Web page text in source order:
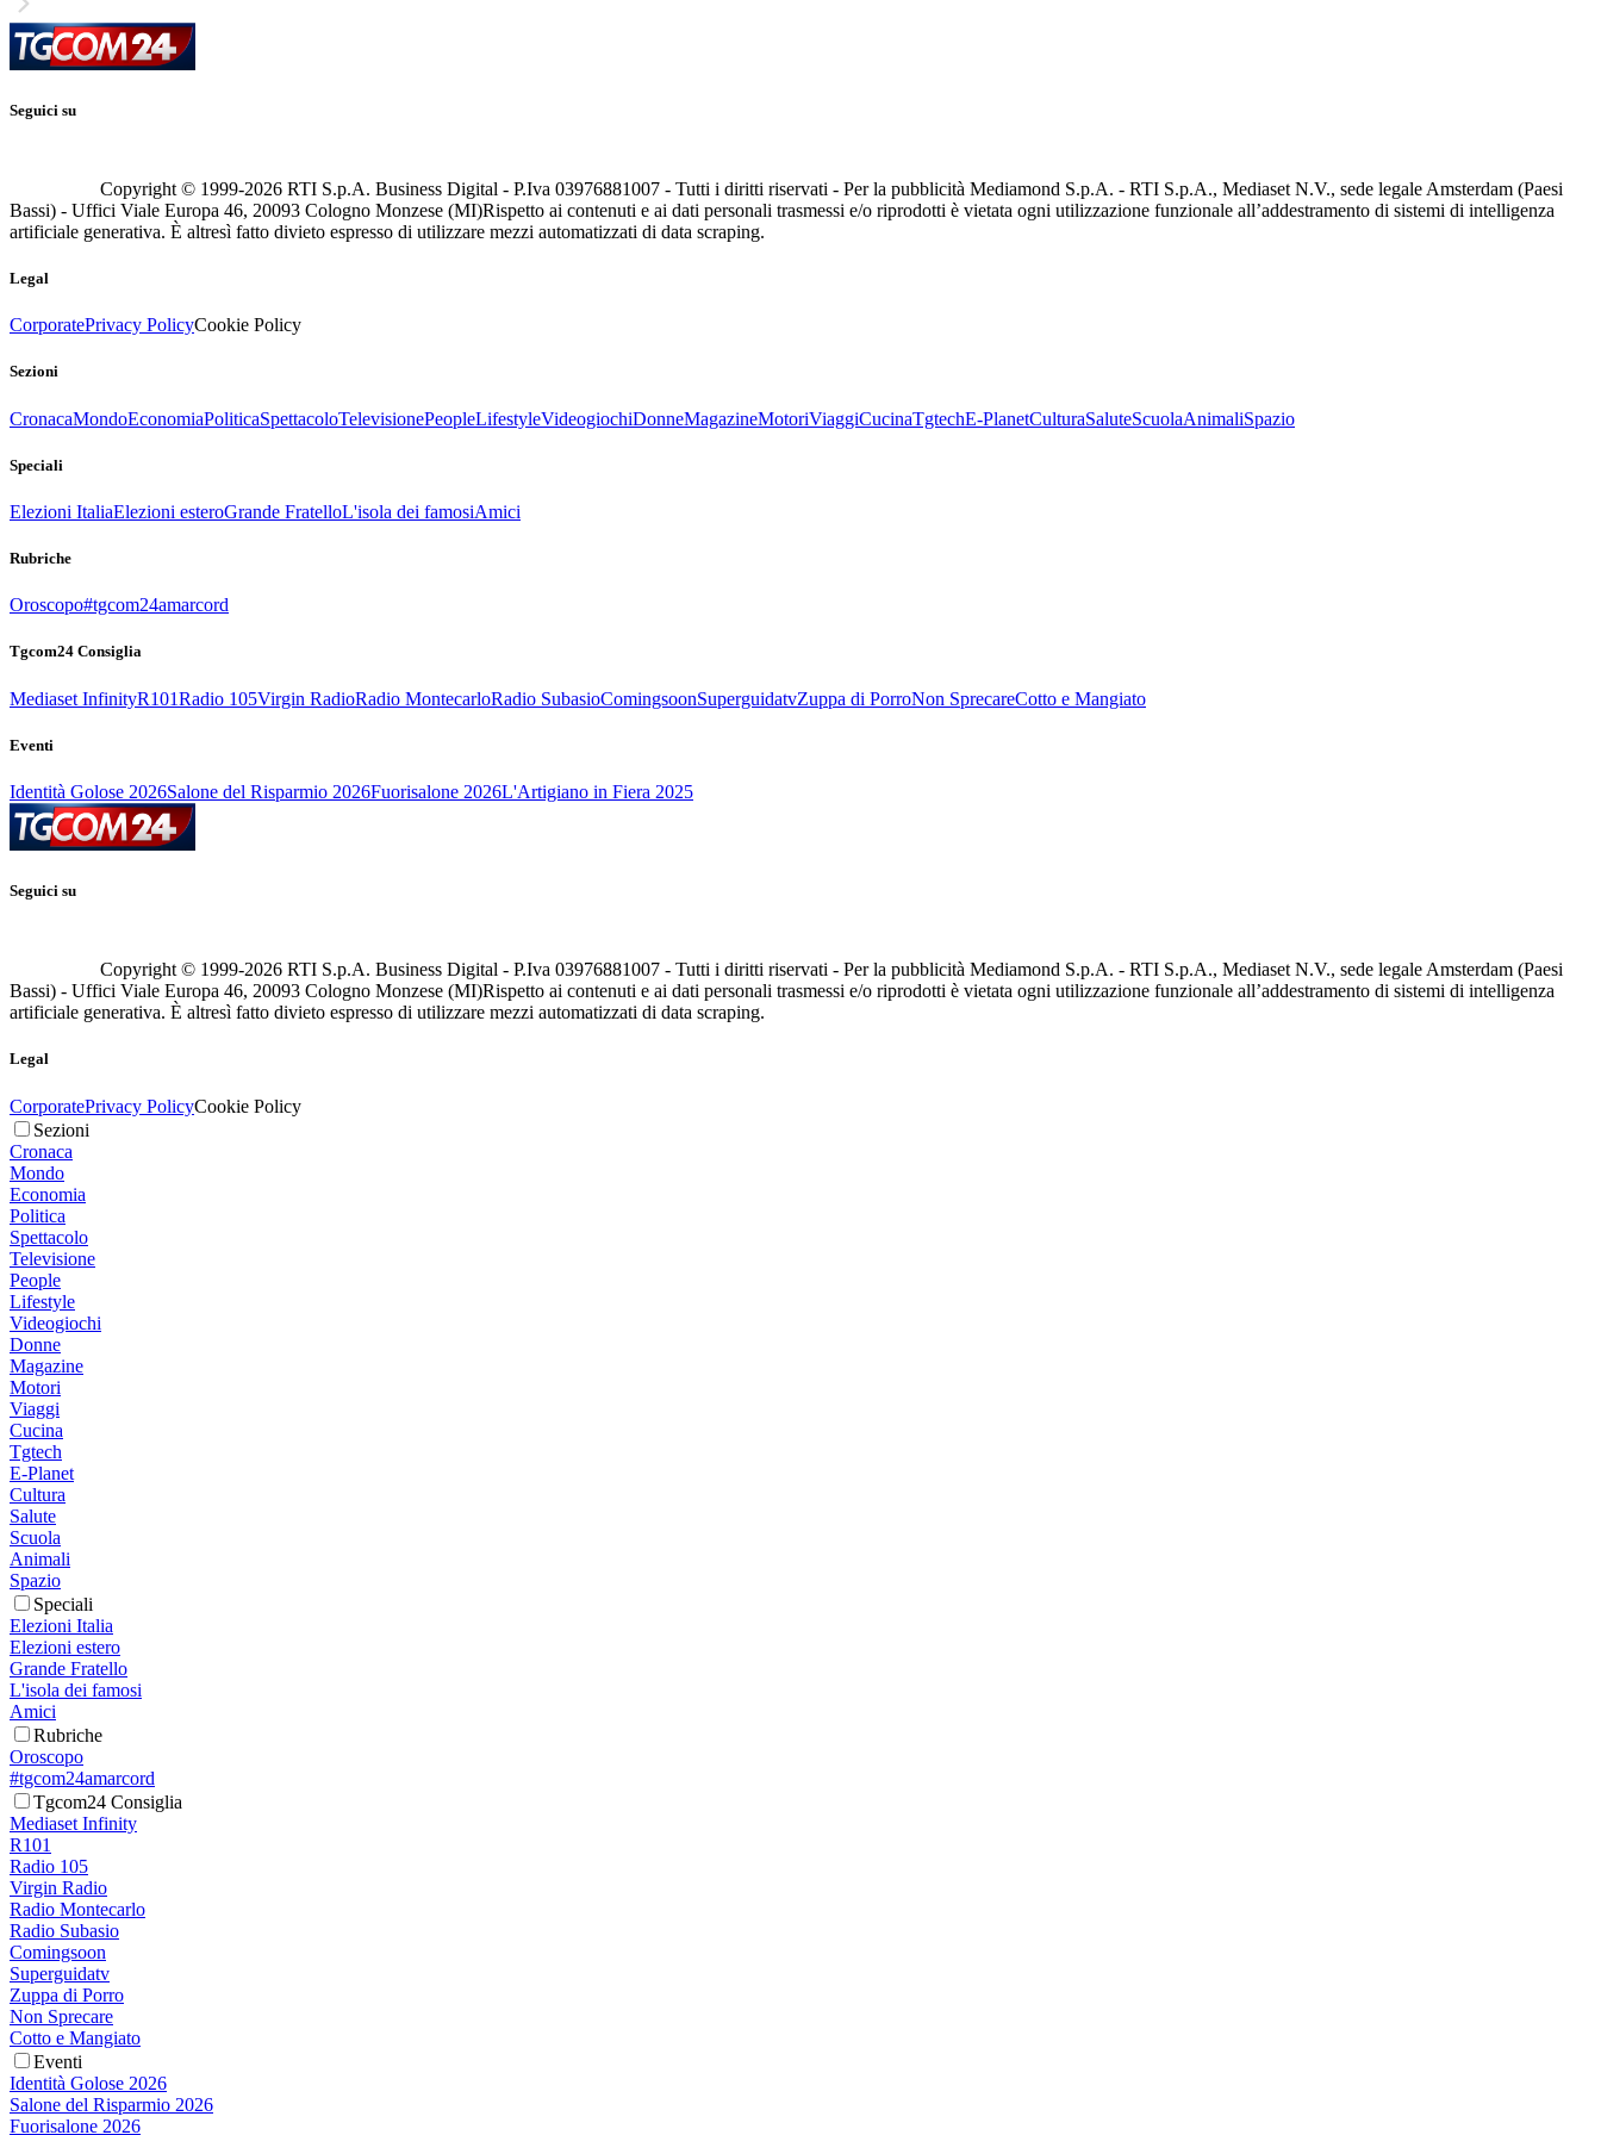
Seguici su
Copyright © 1999-2026 RTI S.p.A. Business Digital - P.Iva 03976881007 - Tutti i diritti riservati - Per la pubblicità Mediamond S.p.A. - RTI S.p.A., Mediaset N.V., sede legale Amsterdam (Paesi
Bassi) - Uffici Viale Europa 46, 20093 Cologno Monzese (MI)Rispetto ai contenuti e ai dati personali trasmessi e/o riprodotti è vietata ogni utilizzazione funzionale all’addestramento di sistemi di intelligenza
artificiale generativa. È altresì fatto divieto espresso di utilizzare mezzi automatizzati di data scraping.
Legal
CorporatePrivacy PolicyCookie Policy
Sezioni
CronacaMondoEconomiaPoliticaSpettacoloTelevisionePeopleLifestyleVideogiochiDonneMagazineMotoriViaggiCucinaTgtechE-PlanetCulturaSaluteScuolaAnimaliSpazio
Speciali
Elezioni ItaliaElezioni esteroGrande FratelloL'isola dei famosiAmici
Rubriche
Oroscopo#tgcom24amarcord
Tgcom24 Consiglia
Mediaset InfinityR101Radio 105Virgin RadioRadio MontecarloRadio SubasioComingsoonSuperguidatvZuppa di PorroNon SprecareCotto e Mangiato
Eventi
Identità Golose 2026Salone del Risparmio 2026Fuorisalone 2026L'Artigiano in Fiera 2025
Seguici su
Copyright © 1999-2026 RTI S.p.A. Business Digital - P.Iva 03976881007 - Tutti i diritti riservati - Per la pubblicità Mediamond S.p.A. - RTI S.p.A., Mediaset N.V., sede legale Amsterdam (Paesi
Bassi) - Uffici Viale Europa 46, 20093 Cologno Monzese (MI)Rispetto ai contenuti e ai dati personali trasmessi e/o riprodotti è vietata ogni utilizzazione funzionale all’addestramento di sistemi di intelligenza
artificiale generativa. È altresì fatto divieto espresso di utilizzare mezzi automatizzati di data scraping.
Legal
CorporatePrivacy PolicyCookie Policy
Sezioni
Cronaca
Mondo
Economia
Politica
Spettacolo
Televisione
People
Lifestyle
Videogiochi
Donne
Magazine
Motori
Viaggi
Cucina
Tgtech
E-Planet
Cultura
Salute
Scuola
Animali
Spazio
Speciali
Elezioni Italia
Elezioni estero
Grande Fratello
L'isola dei famosi
Amici
Rubriche
Oroscopo
#tgcom24amarcord
Tgcom24 Consiglia
Mediaset Infinity
R101
Radio 105
Virgin Radio
Radio Montecarlo
Radio Subasio
Comingsoon
Superguidatv
Zuppa di Porro
Non Sprecare
Cotto e Mangiato
Eventi
Identità Golose 2026
Salone del Risparmio 2026
Fuorisalone 2026